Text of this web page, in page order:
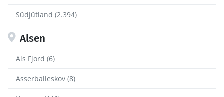
Südjütland (2.394)
Alsen
Als Fjord (6)
Asserballeskov (8)